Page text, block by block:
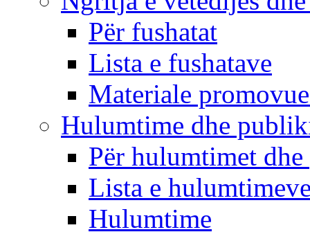
Për fushatat
Lista e fushatave
Materiale
Hulumtime dhe
Për hulumtimet
Lista e
Hulumtime